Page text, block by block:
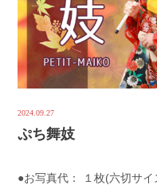
2024.09.27
ぷち舞妓
●お写真代： １枚(六切サ